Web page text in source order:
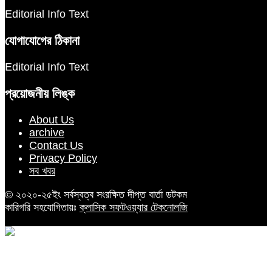
Editorial Info Text
যোগাযোগের ঠিকানা
Editorial Info Text
প্রয়োজনীয় লিঙ্ক
About Us
archive
Contact Us
Privacy Policy
সব খবর
© ২০২০-২৫ইং সর্বস্বত্ব সংরক্ষিত দীপ্ত বার্তা ডটকম
কারিগরি সহযোগিতায়ঃক্লাসিক সফটওয়্যার টেকনোলজি